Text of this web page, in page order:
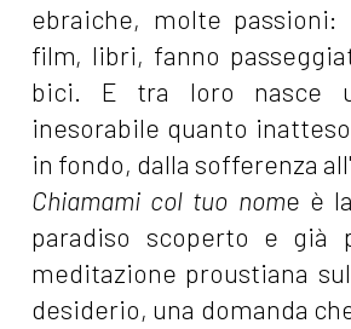
ebraiche, molte passioni:
film, libri, fanno
bici. E tra loro nasce
inesorabile quanto
in fondo, dalla sofferenza
Chiamami col tuo nome è
paradiso scoperto e già
meditazione proustiana
desiderio, una domanda